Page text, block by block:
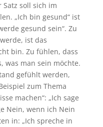
Satz soll sich im
„Ich bin gesund“ ist
gesund sein“. Zu
ist das
bin. Zu fühlen, dass
was man sein möchte.
gefühlt werden,
zum Thema
machen“: „Ich sage
Nein, wenn ich Nein
in: „Ich spreche in